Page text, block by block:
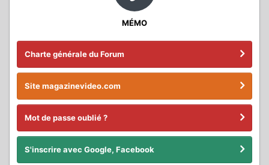
MÉMO
Charte générale du Forum
Site magazinevideo.com
Mot de passe oublié ?
S'inscrire avec Google, Facebook